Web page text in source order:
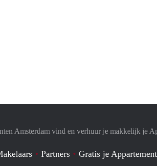
Amsterdam vind en verhuur je makkelijk je
Partners Gratis je